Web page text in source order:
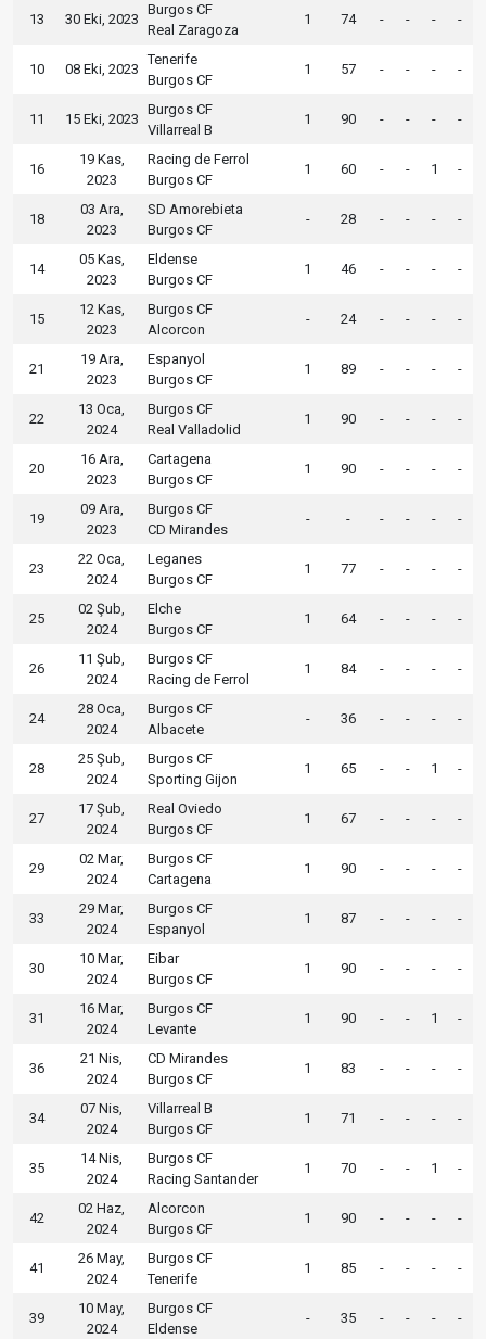
13 30 Eki, 2023
Burgos CF
Real Zaragoza
1 74 - - - -
10 08 Eki, 2023
Tenerife
Burgos CF
1 57 - - - -
11 15 Eki, 2023
Burgos CF
Villarreal B
1 90 - - - -
16
19 Kas,
2023
Racing de Ferrol
Burgos CF
1 60 - - 1 -
18
03 Ara,
2023
SD Amorebieta
Burgos CF
- 28 - - - -
14
05 Kas,
2023
Eldense
Burgos CF
1 46 - - - -
15
12 Kas,
2023
Burgos CF
Alcorcon
- 24 - - - -
21
19 Ara,
2023
Espanyol
Burgos CF
1 89 - - - -
22
13 Oca,
2024
Burgos CF
Real Valladolid
1 90 - - - -
20
16 Ara,
2023
Cartagena
Burgos CF
1 90 - - - -
19
09 Ara,
2023
Burgos CF
CD Mirandes
- - - - - -
23
22 Oca,
2024
Leganes
Burgos CF
1 77 - - - -
25
02 Şub,
2024
Elche
Burgos CF
1 64 - - - -
26
11 Şub,
2024
Burgos CF
Racing de Ferrol
1 84 - - - -
24
28 Oca,
2024
Burgos CF
Albacete
- 36 - - - -
28
25 Şub,
2024
Burgos CF
Sporting Gijon
1 65 - - 1 -
27
17 Şub,
2024
Real Oviedo
Burgos CF
1 67 - - - -
29
02 Mar,
2024
Burgos CF
Cartagena
1 90 - - - -
33
29 Mar,
2024
Burgos CF
Espanyol
1 87 - - - -
30
10 Mar,
2024
Eibar
Burgos CF
1 90 - - - -
31
16 Mar,
2024
Burgos CF
Levante
1 90 - - 1 -
36
21 Nis,
2024
CD Mirandes
Burgos CF
1 83 - - - -
34
07 Nis,
2024
Villarreal B
Burgos CF
1 71 - - - -
35
14 Nis,
2024
Burgos CF
Racing Santander
1 70 - - 1 -
42
02 Haz,
2024
Alcorcon
Burgos CF
1 90 - - - -
41
26 May,
2024
Burgos CF
Tenerife
1 85 - - - -
39
10 May,
2024
Burgos CF
Eldense
- 35 - - - -